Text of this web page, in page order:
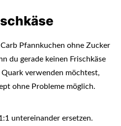
Pfannkuchen ohne Zucker
du gerade keinen Frischkäse
verwenden möchtest,
ohne Probleme möglich.
untereinander ersetzen.